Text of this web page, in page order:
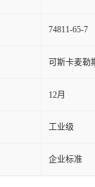
74811-65-7
可斯卡麦勒
12月
工业级
企业标准